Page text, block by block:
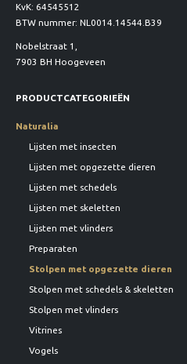
KvK: 64545512
BTW nummer: NL0014.14544.B39
Nobelstraat 1,
7903 BH Hoogeveen
PRODUCTCATEGORIEËN
Naturalia
Lijsten met insecten
Lijsten met opgezette dieren
Lijsten met schedels
Lijsten met skeletten
Lijsten met vlinders
Preparaten
Stolpen met opgezette dieren
Stolpen met schedels & skeletten
Stolpen met vlinders
Vitrines
Vogels